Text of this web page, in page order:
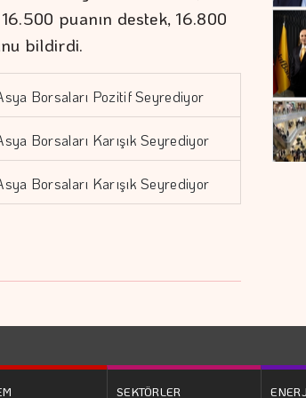
puanın destek, 16.800
bildirdi.
Borsaları Pozitif Seyrediyor
Borsaları Karışık Seyrediyor
Borsaları Karışık Seyrediyor
SEKTÖRLER